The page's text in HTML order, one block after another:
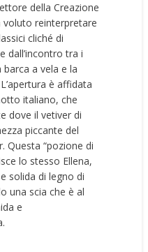
della Creazione
voluto reinterpretare
cliché di
dall’incontro tra i
barca a vela e la
è affidata
italiano, che
dove il vetiver di
piccante del
Questa “pozione di
lo stesso Ellena,
solida di legno di
una scia che è al
e